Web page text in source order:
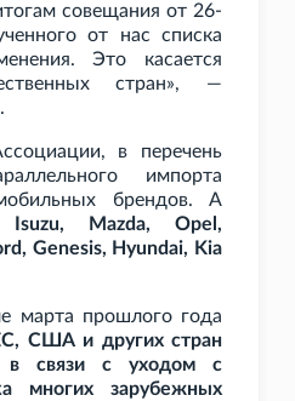
совещания от 26-
от нас списка
Это касается
стран», —
в перечень
импорта
брендов. А
Isuzu, Mazda, Opel,
Genesis, Hyundai, Kia
марта прошлого года
США и других стран
в связи с уходом с
многих зарубежных